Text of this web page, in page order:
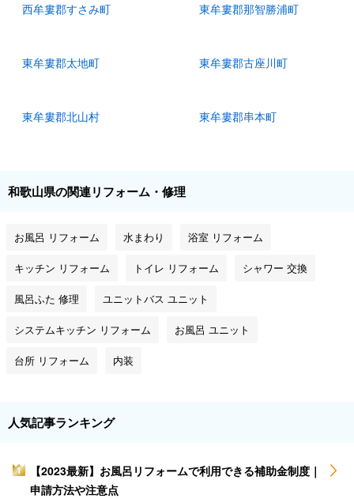
西牟婁郡すさみ町 東牟婁郡那智勝浦町
東牟婁郡太地町 東牟婁郡古座川町
東牟婁郡北山村 東牟婁郡串本町
和歌山県の関連リフォーム・修理
お風呂 リフォーム 水まわり 浴室 リフォーム
キッチン リフォーム トイレ リフォーム シャワー 交換
風呂ふた 修理 ユニットバス ユニット
システムキッチン リフォーム お風呂 ユニット
台所 リフォーム 内装
人気記事ランキング
1
【2023最新】お風呂リフォームで利用できる補助金制度｜
申請方法や注意点